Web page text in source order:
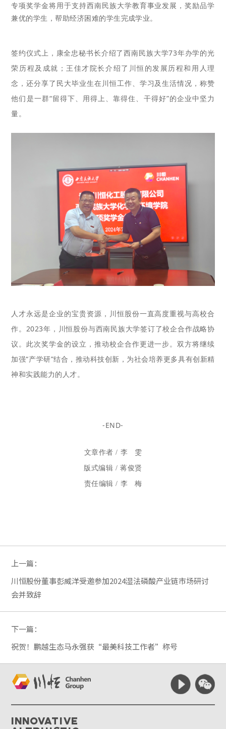
专项奖学金将用于支持西南民族大学教育事业发展，奖励品学
兼优的学生，帮助经济困难的学生完成学业。
签约仪式上，康全忠秘书长介绍了西南民族大学73年办学的光
荣历程及成就；王佳才院长介绍了川恒的发展历程和用人理
念，还分享了民大毕业生在川恒工作、学习及生活情况，称赞
他们是一群“留得下、用得上、靠得住、干得好”的企业中坚力
量。
人才永远是企业的宝贵资源，川恒股份一直高度重视与高校合
作。2023年，川恒股份与西南民族大学签订了校企合作战略协
议。 此次奖学金的设立，推动校企合作更进一步。双方将继续
加强“产学研”结合，推动科技创新，为社会培养更多具有创新精
神和实践能力的人才。
-END-
文章作者 / 李 雯
版式编辑 / 蒋俊贤
责任编辑 / 李 梅
上一篇：
川恒股份董事彭威洋受邀参加2024湿法磷酸产业链市场研讨
会并致辞
下一篇：
祝贺！鹏越生态马永强获“最美科技工作者”称号
Innovative